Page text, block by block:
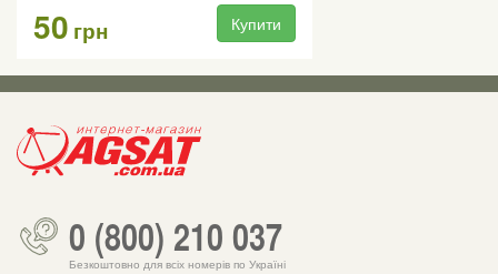
50 грн Купити
0 (800) 210 037
Безкоштовно для всіх номерів по Україні